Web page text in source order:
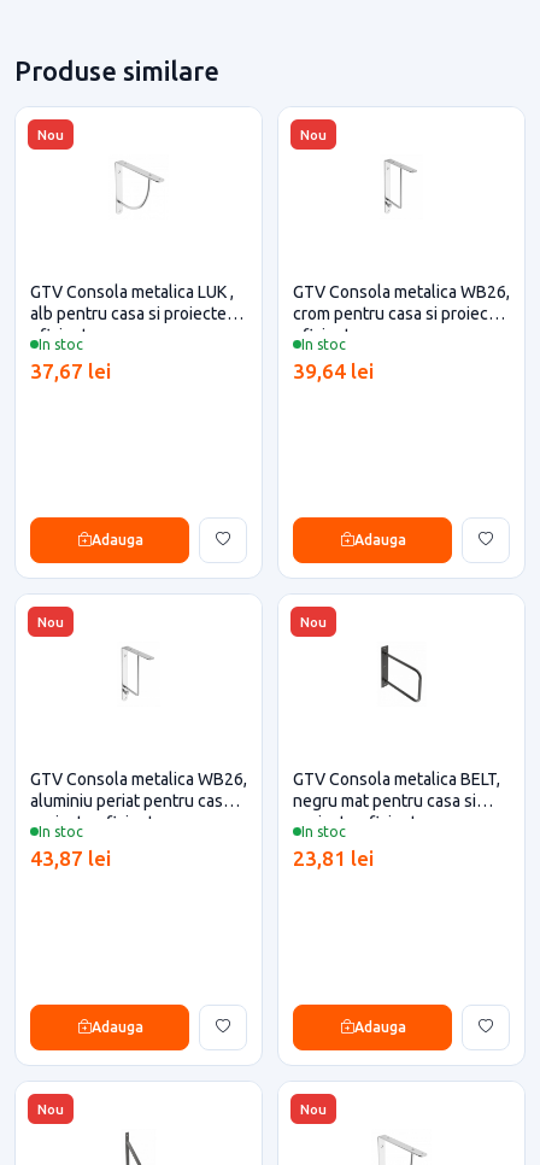
Produse similare
Nou
In stoc
GTV Consola metalica LUK ,
alb pentru casa si proiecte
eficiente
37,67 lei
Adauga
Nou
In stoc
GTV Consola metalica WB26,
crom pentru casa si proiecte
eficiente
39,64 lei
Adauga
Nou
In stoc
GTV Consola metalica WB26,
aluminiu periat pentru casa si
proiecte eficiente
43,87 lei
Adauga
Nou
In stoc
GTV Consola metalica BELT,
negru mat pentru casa si
proiecte eficiente
23,81 lei
Adauga
Nou Nou